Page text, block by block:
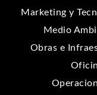
Marketing y
Medio
Obras e